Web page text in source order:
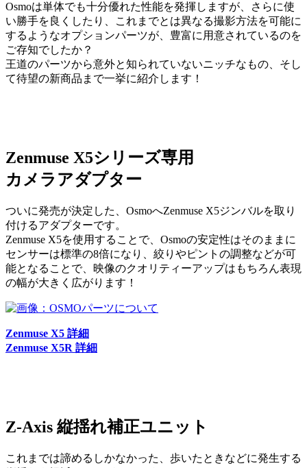
Osmoは単体でも十分優れた性能を発揮しますが、さらに使
い勝手を良くしたり、これまでとは異なる撮影方法を可能に
するようなオプションパーツが、豊富に用意されているのを
ご存知でしたか？
王道のパーツから意外と知られていないニッチなもの、そし
て待望の新商品まで一挙に紹介します！
Zenmuse X5シリーズ専用
カメラアダプター
ついに発売が決定した、OsmoへZenmuse X5ジンバルを取り
付けるアダプターです。
Zenmuse X5を使用することで、Osmoの安定性はそのままに
センサーは標準の8倍になり、絞りやピントの調整などが可
能となることで、映像のクオリティーアップはもちろん表現
の幅が大きく広がります！
Zenmuse X5 詳細
Zenmuse X5R 詳細
Z-Axis 縦揺れ補正ユニット
これまでは諦めるしかなかった、歩いたときなどに発生する